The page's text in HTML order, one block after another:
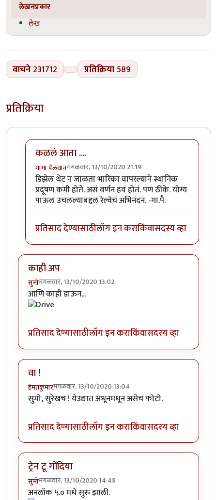
लेखनप्रकार
लेख
वाचने 231712 प्रतिक्रिया589
प्रतिक्रिया
कळलं आता ....
गामा पैलवानमंगळवार, 13/10/2020 21:19
In reply toबातमीbyहेमंतकुमार
डिझेल थेट न जाळता भारिका वापरल्याने स्थानिक
प्रदूषण कमी होते. असं वर्णन हवं होतं. पण ठीके. योग्य
पाऊल उचलल्याबद्दल रेल्वेचं अभिनंदन. -गा.पै.
प्रतिसाद देण्यासाठीलॉग इन कराकिंवासदस्य व्हा
काही अप
सुमोमंगळवार, 13/10/2020 13:02
आणि काही डाऊन...
प्रतिसाद देण्यासाठीलॉग इन कराकिंवासदस्य व्हा
वा !
हेमंतकुमारमंगळवार, 13/10/2020 13:04
सुमो, सुरेखच ! येउद्यात अधूनमधून असेच फोटो.
प्रतिसाद देण्यासाठीलॉग इन कराकिंवासदस्य व्हा
ट्रेन टू गोंदिया
सुमोमंगळवार, 13/10/2020 14:48
अनलॉक ५.० मधे सुरु झाली.